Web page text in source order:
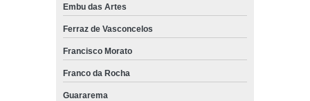
Embu das Artes
Ferraz de Vasconcelos
Francisco Morato
Franco da Rocha
Guararema